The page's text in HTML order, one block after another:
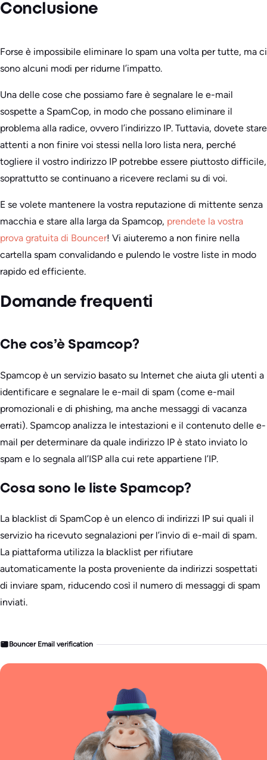
Conclusione
Forse è impossibile eliminare lo spam una volta per tutte, ma ci
sono alcuni modi per ridurne l’impatto.
Una delle cose che possiamo fare è segnalare le e-mail
sospette a SpamCop, in modo che possano eliminare il
problema alla radice, ovvero l’indirizzo IP. Tuttavia, dovete stare
attenti a non finire voi stessi nella loro lista nera, perché
togliere il vostro indirizzo IP potrebbe essere piuttosto difficile,
soprattutto se continuano a ricevere reclami su di voi.
E se volete mantenere la vostra reputazione di mittente senza
macchia e stare alla larga da Spamcop, prendete la vostra
prova gratuita di Bouncer! Vi aiuteremo a non finire nella
cartella spam convalidando e pulendo le vostre liste in modo
rapido ed efficiente.
Domande frequenti
Che cos’è Spamcop?
Spamcop è un servizio basato su Internet che aiuta gli utenti a
identificare e segnalare le e-mail di spam (come e-mail
promozionali e di phishing, ma anche messaggi di vacanza
errati). Spamcop analizza le intestazioni e il contenuto delle e-
mail per determinare da quale indirizzo IP è stato inviato lo
spam e lo segnala all’ISP alla cui rete appartiene l’IP.
Cosa sono le liste Spamcop?
La blacklist di SpamCop è un elenco di indirizzi IP sui quali il
servizio ha ricevuto segnalazioni per l’invio di e-mail di spam.
La piattaforma utilizza la blacklist per rifiutare
automaticamente la posta proveniente da indirizzi sospettati
di inviare spam, riducendo così il numero di messaggi di spam
inviati.
Bouncer Email verification